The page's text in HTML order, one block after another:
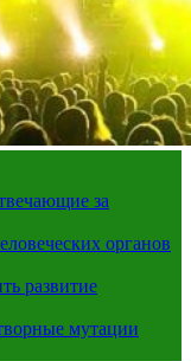
за
органов
развитие
мутации